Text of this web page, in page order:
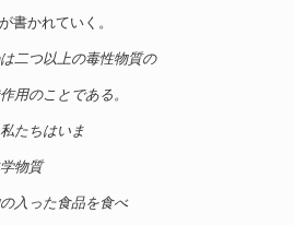
書かれていく。
二つ以上の毒性物質の
用のことである。
たちはいま
物質
入った食品を食べ